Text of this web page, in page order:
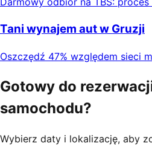
Tani wynajem aut w Gruzji
Oszczędź 47% względem sieci
Gotowy do
samochodu?
Wybierz daty i lokalizację, aby